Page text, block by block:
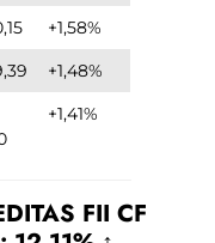
+1,58%
+1,48%
+1,41%
FII CF